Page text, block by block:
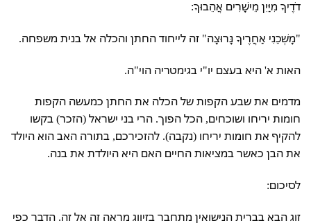
דֹדֶיךָ מִיַּיִן מֵישָׁרִים אֲהֵבוּךָ:
"מָשְׁכֵנִי אַחֲרֶיךָ נָּרוּצָה" זה לייחוד החתן והכלה אל בנית משפחה.
האות א' היא בעצם יו"י בגימטריה הוי"ה.
מדמים את שבע הקפות של הכלה את החתן כמעשה הקפות
חומות יריחו ושוכחים, הכל הפוך. הרי בני ישראל (הזכר) בקשו
להקיף את חומות יריחו (נקבה). להזכירכם, בתורה האב הוא היולד
את הבן כאשר במציאות החיים האם היא היולדת את בנה.
לסיכום:
זוג הבא בברית הנישואין מתחבר בזיווג מראה זה אל זה. הדבר כפי